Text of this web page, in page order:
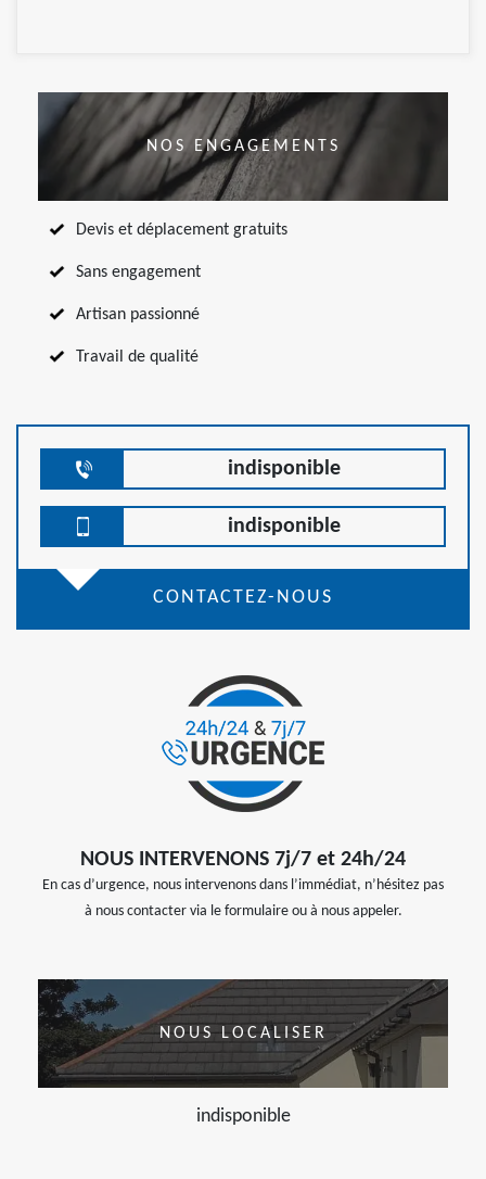
NOS ENGAGEMENTS
Devis et déplacement gratuits
Sans engagement
Artisan passionné
Travail de qualité
indisponible
indisponible
CONTACTEZ-NOUS
NOUS INTERVENONS 7j/7 et 24h/24
En cas d’urgence, nous intervenons dans l’immédiat, n’hésitez pas
à nous contacter via le formulaire ou à nous appeler.
NOUS LOCALISER
indisponible